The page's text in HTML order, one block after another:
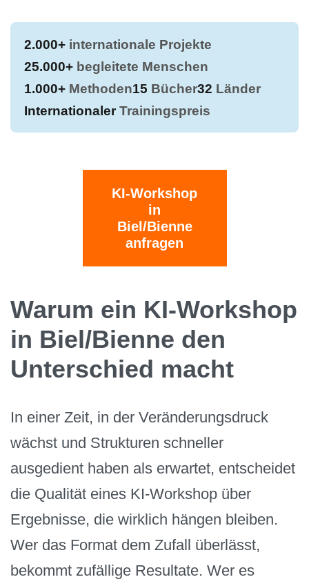
2.000+ internationale Projekte
25.000+ begleitete Menschen
1.000+ Methoden15 Bücher32 Länder
InternationalerTrainingspreis
KI-Workshop
in
Biel/Bienne
anfragen
Warum ein KI-Workshop
in Biel/Bienne den
Unterschied macht
In einer Zeit, in der Veränderungsdruck
wächst und Strukturen schneller
ausgedient haben als erwartet, entscheidet
die Qualität eines KI-Workshop über
Ergebnisse, die wirklich hängen bleiben.
Wer das Format dem Zufall überlässt,
bekommt zufällige Resultate. Wer es